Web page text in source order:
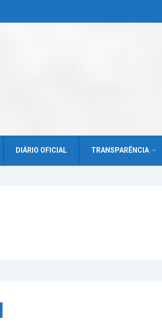
DIÁRIO OFICIAL TRANSPARÊNCIA